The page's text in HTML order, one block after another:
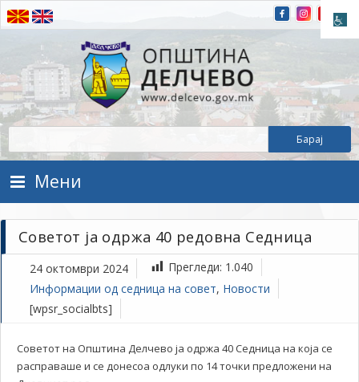
Прескокнете на содржината
Општина Делчево
Општина Делчево
Мени
Советот ја одржа 40 редовна Седница
24 октомври 2024 Прегледи: 1.040
Информации од седница на совет, Новости
[wpsr_socialbts]
Советот на Општина Делчево ја одржа 40 Седница на која се
расправаше и се донесоа одлуки по 14 точки предложени на